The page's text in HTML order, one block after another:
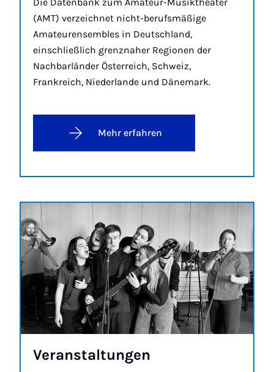
(AMT) verzeichnet nicht-berufsmäßige
Amateurensembles in Deutschland,
einschließlich grenznaher Regionen der
Nachbarländer Österreich, Schweiz,
Frankreich, Niederlande und Dänemark.
Mehr erfahren
Ver­an­stal­tun­gen